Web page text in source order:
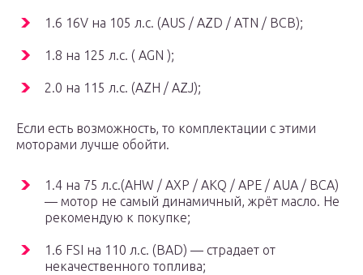
1.6 16V на 105 л.с. (AUS / AZD / ATN / BCB);
1.8 на 125 л.с. ( AGN );
2.0 на 115 л.с. (AZH / AZJ);
Если есть возможность, то комплектации с этими
моторами лучше обойти.
1.4 на 75 л.с.(AHW / AXP / AKQ / APE / AUA / BCA)
— мотор не самый динамичный, жрёт масло. Не
рекомендую к покупке;
1.6 FSI на 110 л.с. (BAD) — страдает от
некачественного топлива;